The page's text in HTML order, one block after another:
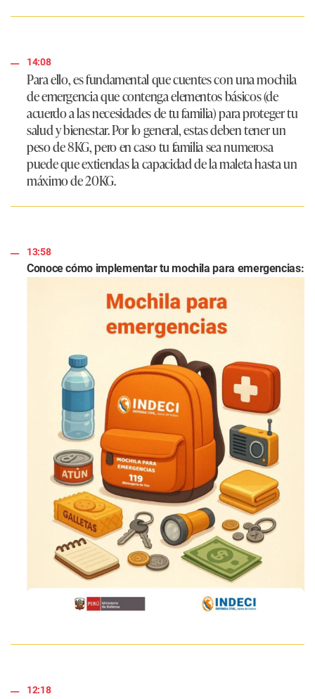
14:08
Para ello, es fundamental que cuentes con una mochila
de emergencia que contenga elementos básicos (de
acuerdo a las necesidades de tu familia) para proteger tu
salud y bienestar. Por lo general, estas deben tener un
peso de 8KG, pero en caso tu familia sea numerosa
puede que extiendas la capacidad de la maleta hasta un
máximo de 20KG.
13:58
Conoce cómo implementar tu mochila para emergencias:
12:18